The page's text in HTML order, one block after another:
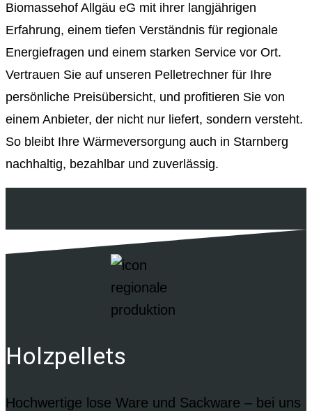
Biomassehof Allgäu eG mit ihrer langjährigen
Erfahrung, einem tiefen Verständnis für regionale
Energiefragen und einem starken Service vor Ort.
Vertrauen Sie auf unseren Pelletrechner für Ihre
persönliche Preisübersicht, und profitieren Sie von
einem Anbieter, der nicht nur liefert, sondern versteht.
So bleibt Ihre Wärmeversorgung auch in Starnberg
nachhaltig, bezahlbar und zuverlässig.
Holzpellets
Hochwertige lose Ware und Sackware – bei uns